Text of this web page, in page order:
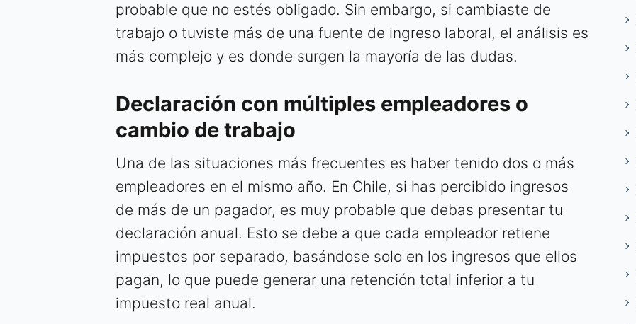
probable que no estés obligado. Sin embargo, si cambiaste de
trabajo o tuviste más de una fuente de ingreso laboral, el análisis es
más complejo y es donde surgen la mayoría de las dudas.
Declaración con múltiples empleadores o
cambio de trabajo
Una de las situaciones más frecuentes es haber tenido dos o más
empleadores en el mismo año. En Chile, si has percibido ingresos
de más de un pagador, es muy probable que debas presentar tu
declaración anual. Esto se debe a que cada empleador retiene
impuestos por separado, basándose solo en los ingresos que ellos
pagan, lo que puede generar una retención total inferior a tu
impuesto real anual.